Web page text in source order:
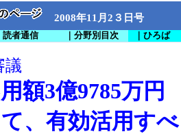
2008年11月2３日号
者通信 ｜分野別目次 ｜ひろば
議
額3億9785万円
、有効活用す